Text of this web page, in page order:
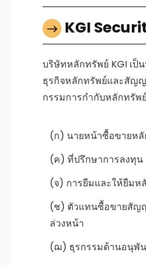
KGI
บริษัทหลักทรัพย์ KGI เป็
ธุรกิจหลักทรัพย์และสัญ
กรรมการกำกับหลักทรัพ
(ก) นายหน้าซื้อขายห
(ค) ที่ปรึกษาการลงทุน
(จ) การยืมและให้ยืมห
(ช) ตัวแทนซื้อขายสัญ
ล่วงหน้า
(ฌ) ธุรกรรมด้านอนุพั